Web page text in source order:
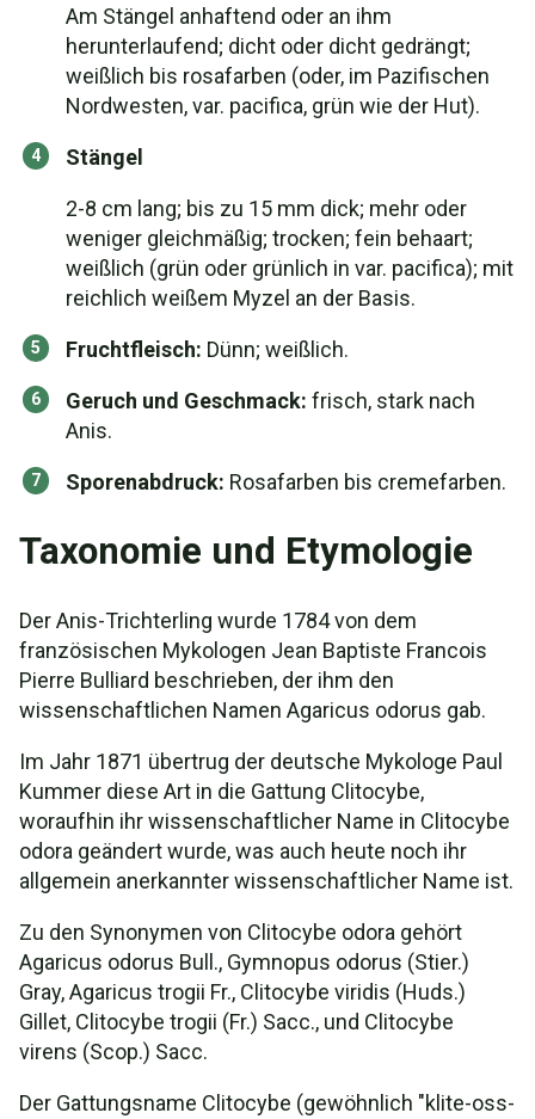
Am Stängel anhaftend oder an ihm
herunterlaufend; dicht oder dicht gedrängt;
weißlich bis rosafarben (oder, im Pazifischen
Nordwesten, var. pacifica, grün wie der Hut).
Stängel
2-8 cm lang; bis zu 15 mm dick; mehr oder
weniger gleichmäßig; trocken; fein behaart;
weißlich (grün oder grünlich in var. pacifica); mit
reichlich weißem Myzel an der Basis.
Fruchtfleisch: Dünn; weißlich.
Geruch und Geschmack: frisch, stark nach
Anis.
Sporenabdruck: Rosafarben bis cremefarben.
Taxonomie und Etymologie
Der Anis-Trichterling wurde 1784 von dem
französischen Mykologen Jean Baptiste Francois
Pierre Bulliard beschrieben, der ihm den
wissenschaftlichen Namen Agaricus odorus gab.
Im Jahr 1871 übertrug der deutsche Mykologe Paul
Kummer diese Art in die Gattung Clitocybe,
woraufhin ihr wissenschaftlicher Name in Clitocybe
odora geändert wurde, was auch heute noch ihr
allgemein anerkannter wissenschaftlicher Name ist.
Zu den Synonymen von Clitocybe odora gehört
Agaricus odorus Bull., Gymnopus odorus (Stier.)
Gray, Agaricus trogii Fr., Clitocybe viridis (Huds.)
Gillet, Clitocybe trogii (Fr.) Sacc., und Clitocybe
virens (Scop.) Sacc.
Der Gattungsname Clitocybe (gewöhnlich "klite-oss-